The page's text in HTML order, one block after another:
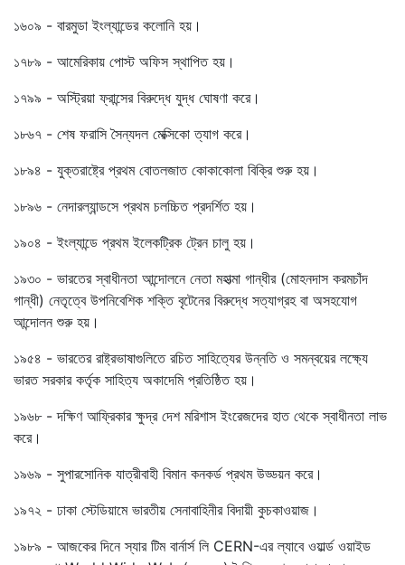
১৬০৯ - বারমুডা ইংল্যান্ডের কলোনি হয়।
১৭৮৯ - আমেরিকায় পোস্ট অফিস স্থাপিত হয়।
১৭৯৯ - অস্ট্রিয়া ফ্রান্সের বিরুদ্ধে যুদ্ধ ঘোষণা করে।
১৮৬৭ - শেষ ফরাসি সৈন্যদল মেক্সিকো ত্যাগ করে।
১৮৯৪ - যুক্তরাষ্ট্রে প্রথম বোতলজাত কোকাকোলা বিক্রি শুরু হয়।
১৮৯৬ - নেদারল্যান্ডসে প্রথম চলচ্চিত প্রদর্শিত হয়।
১৯০৪ - ইংল্যান্ডে প্রথম ইলেকট্রিক ট্রেন চালু হয়।
১৯৩০ - ভারতের স্বাধীনতা আন্দোলনে নেতা মহাত্মা গান্ধীর (মোহনদাস করমচাঁদ
গান্ধী) নেতৃত্বে উপনিবেশিক শক্তি বৃটেনের বিরুদ্ধে সত্যাগ্রহ বা অসহযোগ
আন্দোলন শুরু হয়।
১৯৫৪ - ভারতের রাষ্ট্রভাষাগুলিতে রচিত সাহিত্যের উন্নতি ও সমন্বয়ের লক্ষ্যে
ভারত সরকার কর্তৃক সাহিত্য অকাদেমি প্রতিষ্ঠিত হয়।
১৯৬৮ - দক্ষিণ আফ্রিকার ক্ষুদ্র দেশ মরিশাস ইংরেজদের হাত থেকে স্বাধীনতা লাভ
করে।
১৯৬৯ - সুপারসোনিক যাত্রীবাহী বিমান কনকর্ড প্রথম উড্ডয়ন করে।
১৯৭২ - ঢাকা স্টেডিয়ামে ভারতীয় সেনাবাহিনীর বিদায়ী কুচকাওয়াজ।
১৯৮৯ - আজকের দিনে স্যার টিম বার্নার্স লি CERN-এর ল্যাবে ওয়ার্ল্ড ওয়াইড